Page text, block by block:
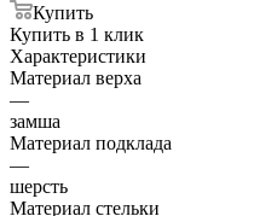
Купить
Купить в 1 клик
Характеристики
Материал верха
—
замша
Материал подклада
—
шерсть
Материал стельки